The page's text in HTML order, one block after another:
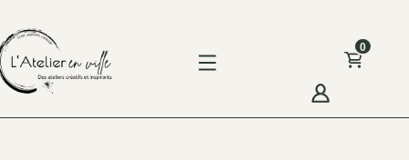
to
content
0